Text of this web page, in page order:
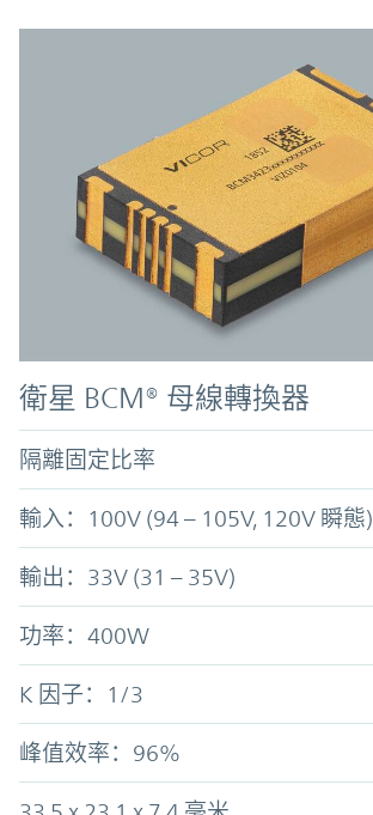
衛星 BCM® 母線轉換器
隔離固定比率
輸入：100V (94 – 105V, 120V 瞬態)
輸出：33V (31 – 35V)
功率：400W
K 因子：1/3
峰值效率：96%